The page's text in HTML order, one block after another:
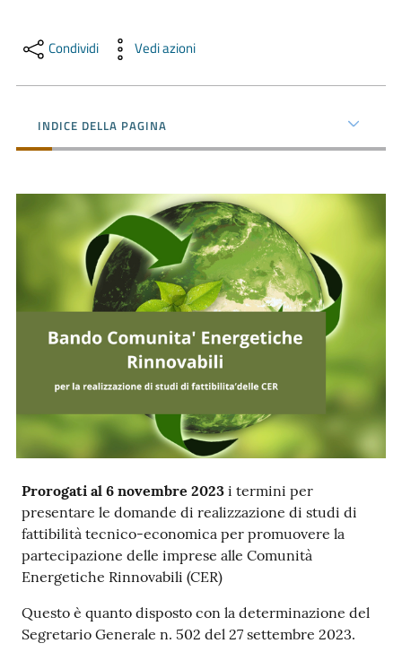
il
L'Impresa
Seguici
su
Condividi Vedi azioni
INDICE DELLA PAGINA
Prorogati al 6 novembre 2023 i termini per
presentare le domande di realizzazione di studi di
fattibilità tecnico-economica per promuovere la
partecipazione delle imprese alle Comunità
Energetiche Rinnovabili (CER)
Questo è quanto disposto con la determinazione del
Segretario Generale n. 502 del 27 settembre 2023.